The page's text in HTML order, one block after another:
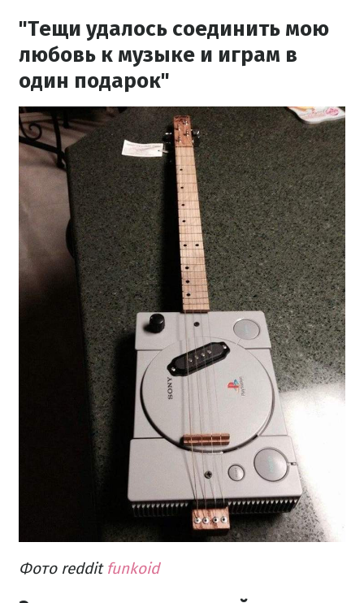
"Тещи удалось соединить мою
любовь к музыке и играм в
один подарок"
Фото reddit funkoid